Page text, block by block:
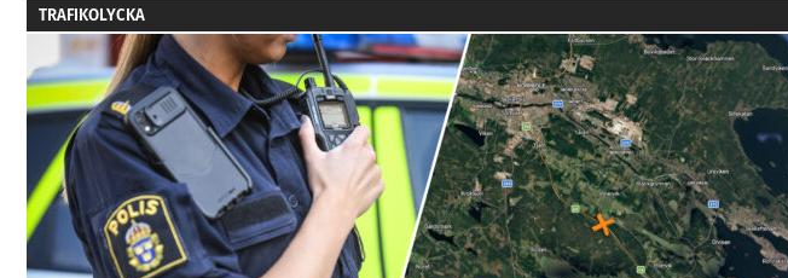
TRAFIKOLYCKA